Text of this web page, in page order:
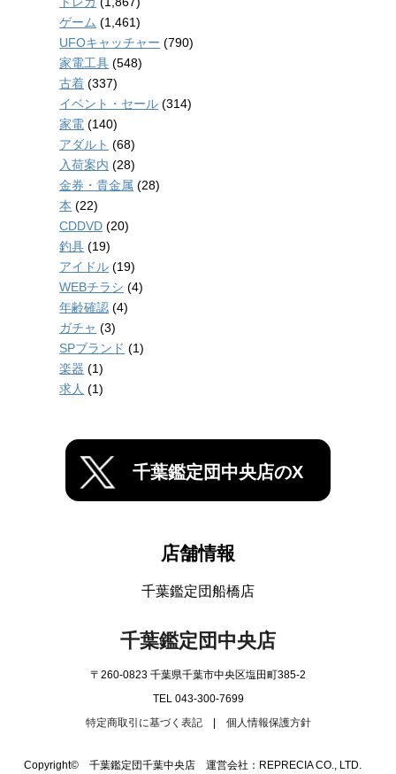
ゲーム (1,461)
UFOキャッチャー (790)
家電工具 (548)
古着 (337)
イベント・セール (314)
家電 (140)
アダルト (68)
入荷案内 (28)
金券・貴金属 (28)
本 (22)
CDDVD (20)
釣具 (19)
アイドル (19)
WEBチラシ (4)
年齢確認 (4)
ガチャ (3)
SPブランド (1)
楽器 (1)
求人 (1)
千葉鑑定団中央店のX
店舗情報
千葉鑑定団船橋店
千葉鑑定団中央店
〒260-0823 千葉県千葉市中央区塩田町385-2
TEL 043-300-7699
特定商取引に基づく表記| 個人情報保護方針
Copyright© 千葉鑑定団千葉中央店 運営会社：REPRECIA CO., LTD.